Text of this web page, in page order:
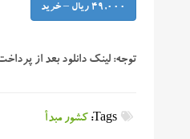
49,000 ریال – خرید
توجه: لینک دانلود بعد از
Tags: کشور مبدأ